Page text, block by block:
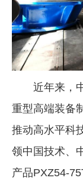
党建工作
企业文化
《资源再生》杂志
行情报价
数字报
近年来，
重型高端装备
推动高水平科
领中国技术、
产品PXZ54-